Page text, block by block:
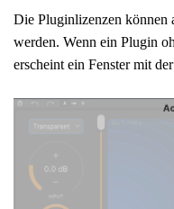
Die Pluginlizenzen können
werden. Wenn ein Plugin
erscheint ein Fenster mit